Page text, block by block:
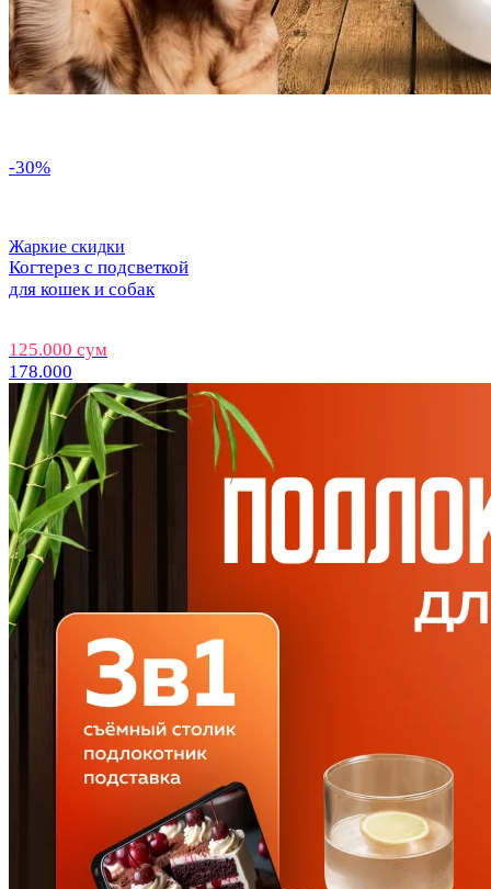
-30%
Жаркие скидки
Когтерез с подсветкой
для кошек и собак
125.000 сум
178.000